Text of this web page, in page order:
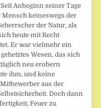
Anbeginn seiner Tage
Mensch keineswegs der
der Natur, als
heute mit Recht
Er war vielmehr ein
Wesen, das sich
neu erobern
ihm, und keine
aus der
Doch dann
Feuer zu